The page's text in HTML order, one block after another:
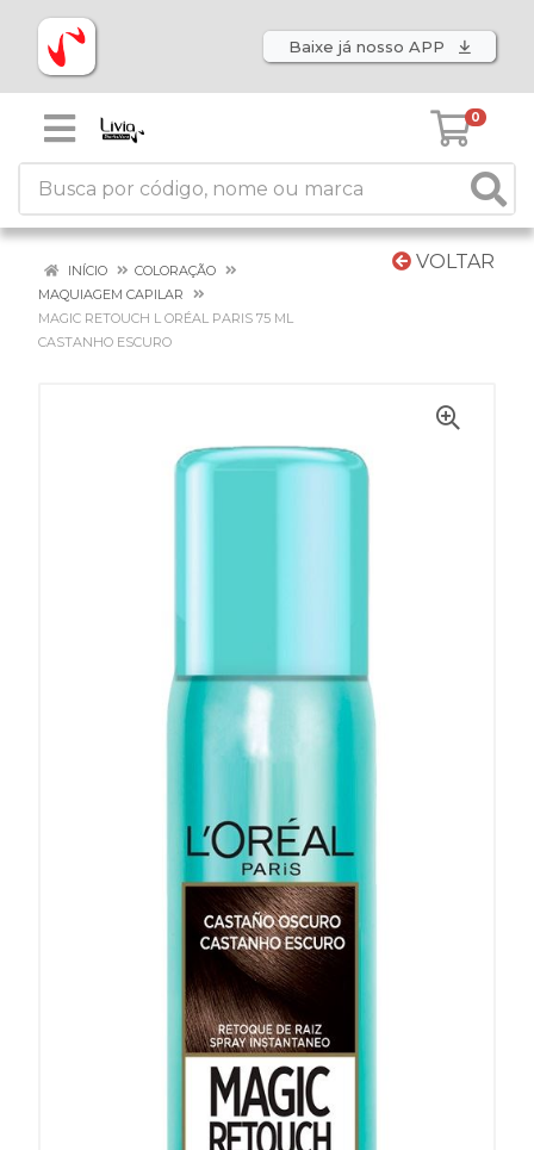
Baixe já nosso APP
0
VOLTAR
INÍCIO
COLORAÇÃO
MAQUIAGEM CAPILAR
MAGIC RETOUCH L ORÉAL PARIS 75 ML
CASTANHO ESCURO